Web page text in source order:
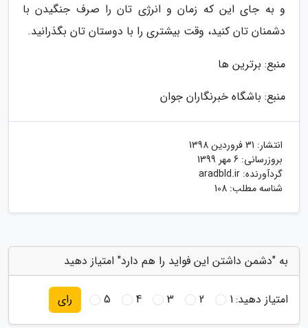
و به جای این که زمان و انرژی تان را صرف جنگیدن با
دشمنان تان کنید، وقت بیشتری را با دوستان تان بگذرانید.
منبع: برترین ها
منبع: باشگاه خبرنگاران جوان
انتشار: 31 فروردین 1398
بروزرسانی: 6 مهر 1399
گردآورنده: aradbld.ir
شناسه مطلب: 108
به "دشمن داشتن این فواید را هم دارد" امتیاز دهید
امتیاز دهید:1
2
3
4
5 رای